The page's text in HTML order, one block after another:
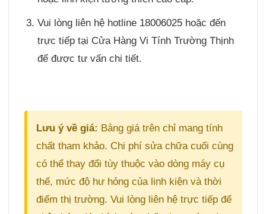
Vui lòng liên hệ hotline 18006025 hoặc đến
trực tiếp tại Cửa Hàng Vi Tính Trường Thịnh
để được tư vấn chi tiết.
Lưu ý về giá: Bảng giá trên chỉ mang tính
chất tham khảo. Chi phí sửa chữa cuối cùng
có thể thay đổi tùy thuộc vào dòng máy cụ
thể, mức độ hư hỏng của linh kiện và thời
điểm thị trường. Vui lòng liên hệ trực tiếp để